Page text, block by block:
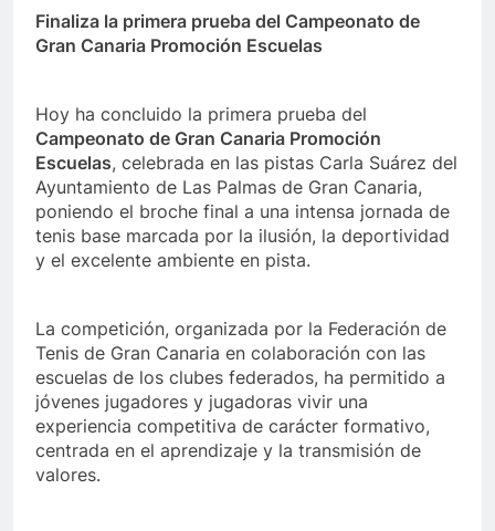
Finaliza la primera prueba del Campeonato de
Gran Canaria Promoción Escuelas
Hoy ha concluido la primera prueba del
Campeonato de Gran Canaria Promoción
Escuelas, celebrada en las pistas Carla Suárez del
Ayuntamiento de Las Palmas de Gran Canaria,
poniendo el broche final a una intensa jornada de
tenis base marcada por la ilusión, la deportividad
y el excelente ambiente en pista.
La competición, organizada por la Federación de
Tenis de Gran Canaria en colaboración con las
escuelas de los clubes federados, ha permitido a
jóvenes jugadores y jugadoras vivir una
experiencia competitiva de carácter formativo,
centrada en el aprendizaje y la transmisión de
valores.